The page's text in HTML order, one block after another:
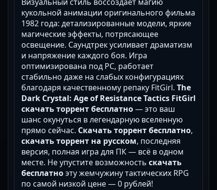
кукольной анимации оригинального фильма
1982 года: детализированные модели, яркие
магические эффекты, потрясающее
освещение. Саундтрек усиливает драматизм
и напряжение каждого боя. Игра
оптимизирована под PC, работает
стабильно даже на слабых конфигурациях
благодаря качественному репаку FitGirl. The
Dark Crystal: Age of Resistance Tactics FitGirl
скачать торрентбесплатно— это ваш
шанс окунуться в легендарную вселенную
прямо сейчас. Скачать торрент бесплатно,
скачать торрент на русском, последняя
версия, полная игра для ПК — всё в одном
месте. Не упустите возможность скачать
бесплатноэту жемчужину тактических RPG
по самой низкой цене — 0 рублей!